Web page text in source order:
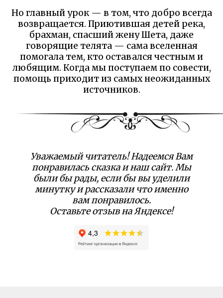
Но главный урок — в том, что добро всегда
возвращается. Приютившая детей река,
брахман, спасший жену Шета, даже
говорящие телята — сама вселенная
помогала тем, кто оставался честным и
любящим. Когда мы поступаем по совести,
помощь приходит из самых неожиданных
источников.
Уважаемый читатель! Надеемся Вам
понравилась сказка и наш сайт. Мы
были бы рады, если бы вы уделили
минутку и рассказали что именно
вам понравилось.
Оставьте отзыв на Яндексе!